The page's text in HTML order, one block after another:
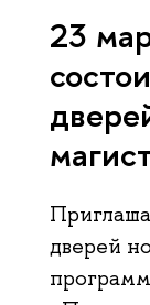
23
дверей